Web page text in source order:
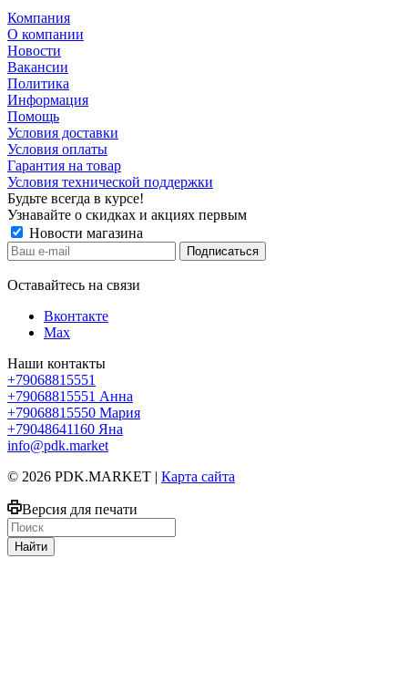
Компания
О компании
Новости
Вакансии
Политика
Информация
Помощь
Условия доставки
Условия оплаты
Гарантия на товар
Условия технической поддержки
Будьте всегда в курсе!
Узнавайте о скидках и акциях первым
Новости магазина
Оставайтесь на связи
Вконтакте
Max
Наши контакты
+79068815551
+79068815551 Анна
+79068815550 Мария
+79048641160 Яна
info@pdk.market
© 2026 PDK.MARKET | Карта сайта
Версия для печати
Найти